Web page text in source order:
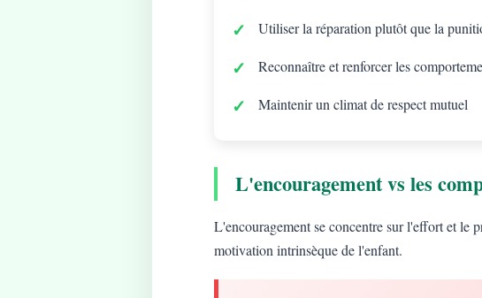
Utiliser la réparation plutôt que la
Reconnaître et renforcer les
Maintenir un climat de respect mutuel
L'encouragement vs les
L'encouragement se concentre sur l'effort et le
motivation intrinsèque de l'enfant.